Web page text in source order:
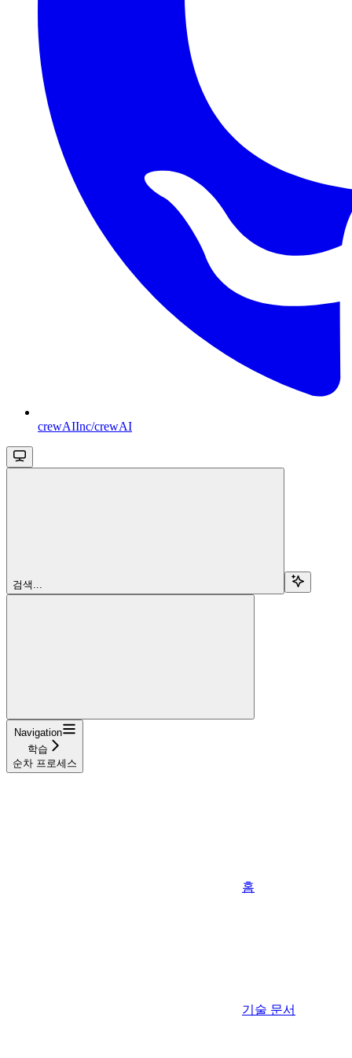
crewAIInc/crewAI
검색...
Navigation
학습
순차 프로세스
홈
기술 문서